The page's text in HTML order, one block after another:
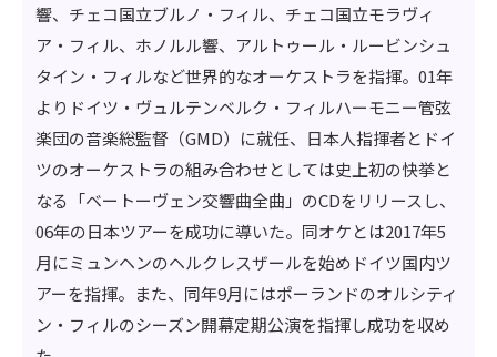
響、チェコ国立ブルノ・フィル、チェコ国立モラヴィ
ア・フィル、ホノルル響、アルトゥール・ルービンシュ
タイン・フィルなど世界的なオーケストラを指揮。01年
よりドイツ・ヴュルテンベルク・フィルハーモニー管弦
楽団の音楽総監督（GMD）に就任、日本人指揮者とドイ
ツのオーケストラの組み合わせとしては史上初の快挙と
なる「ベートーヴェン交響曲全曲」のCDをリリースし、
06年の日本ツアーを成功に導いた。同オケとは2017年5
月にミュンヘンのヘルクレスザールを始めドイツ国内ツ
アーを指揮。また、同年9月にはポーランドのオルシティ
ン・フィルのシーズン開幕定期公演を指揮し成功を収め